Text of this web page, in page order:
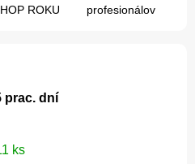
ROKU
profesionálov
prac. dní
ks